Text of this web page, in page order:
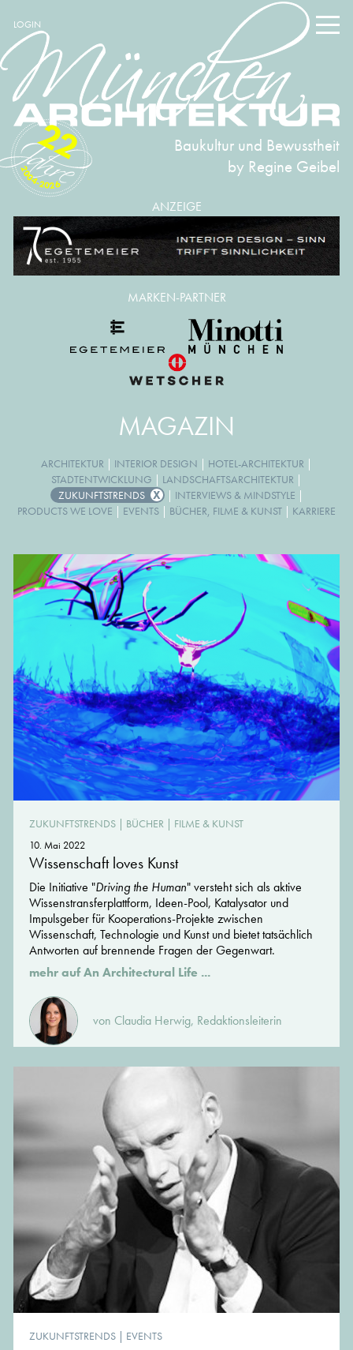
LOGIN
Baukultur und Bewusstheit
by Regine Geibel
2004-2026
22
ANZEIGE
MAGAZIN
ARCHITEKTUR | INTERIOR DESIGN | HOTEL-ARCHITEKTUR |
STADTENTWICKLUNG | LANDSCHAFTSARCHITEKTUR |
ZUKUNFTSTRENDS
| INTERVIEWS & MINDSTYLE |
PRODUCTS WE LOVE | EVENTS | BÜCHER, FILME & KUNST | KARRIERE
ZUKUNFTSTRENDS | BÜCHER | FILME & KUNST
10. Mai 2022
Wissenschaft loves Kunst
Die Initiative "Driving the Human" versteht sich als aktive
Wissenstransferplattform, Ideen-Pool, Katalysator und
Impulsgeber für Kooperations-Projekte zwischen
Wissenschaft, Technologie und Kunst und bietet tatsächlich
Antworten auf brennende Fragen der Gegenwart.
mehr auf An Architectural Life ...
von Claudia Herwig, Redaktionsleiterin
ZUKUNFTSTRENDS | EVENTS